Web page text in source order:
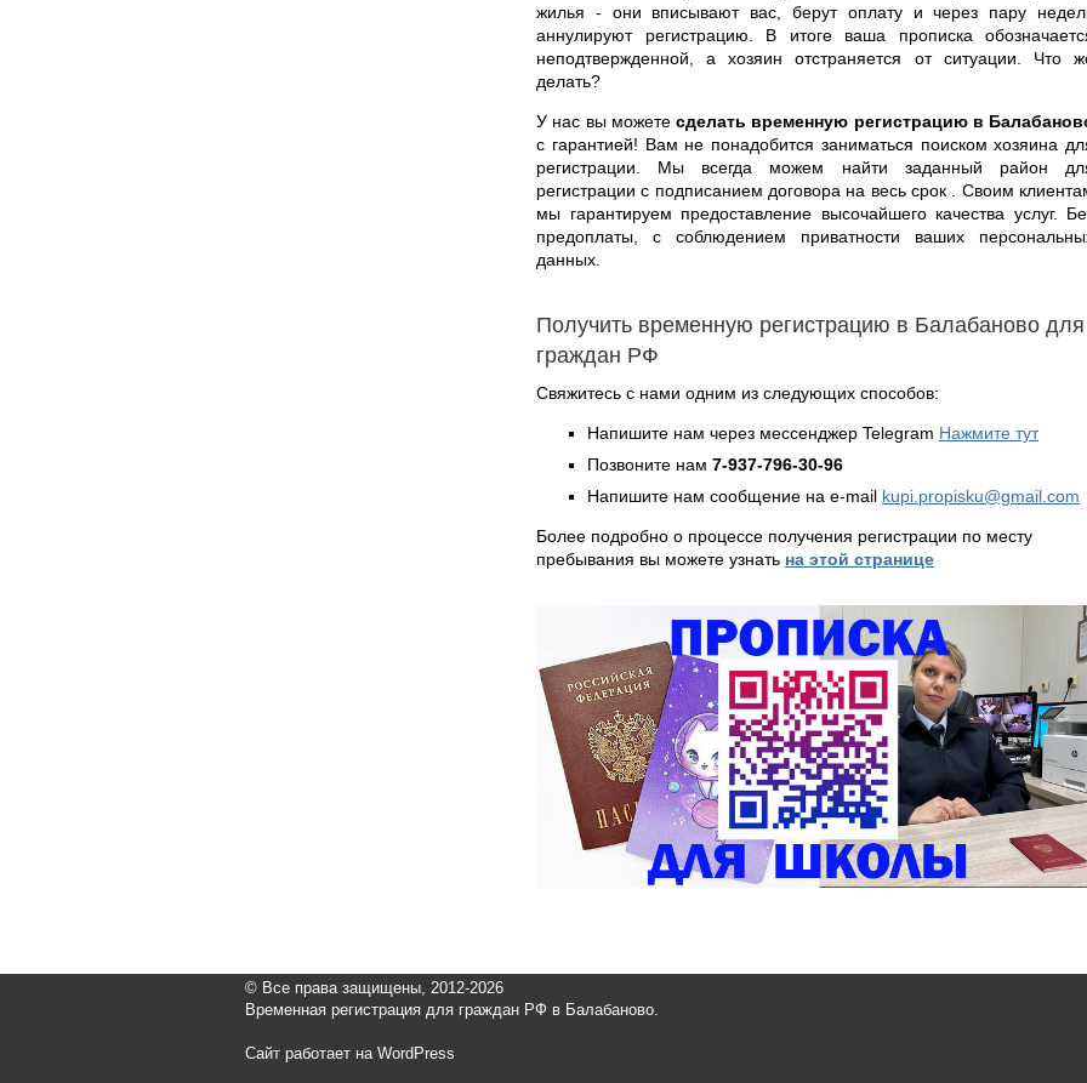
жилья - они вписывают вас, берут оплату и через пару
аннулируют регистрацию. В итоге ваша прописка
неподтвержденной, а хозяин отстраняется от ситуации. Что
делать?
У нас вы можете сделать временную регистрацию в
с гарантией! Вам не понадобится заниматься поиском хозяина
регистрации. Мы всегда можем найти заданный район
регистрации с подписанием договора на весь срок . Своим
мы гарантируем предоставление высочайшего качества услуг.
предоплаты, с соблюдением приватности ваших
данных.
Получить временную регистрацию в Балабаново для
граждан РФ
Свяжитесь с нами одним из следующих способов:
Напишите нам через мессенджер Telegram Нажмите тут
Позвоните нам 7-937-796-30-96
Напишите нам сообщение на e-mail kupi.propisku@gmail.com
Более подробно о процессе получения регистрации по месту
пребывания вы можете узнать на этой странице
© Все права защищены, 2012-2026
Временная регистрация для граждан РФ в Балабаново.
Сайт работает на WordPress